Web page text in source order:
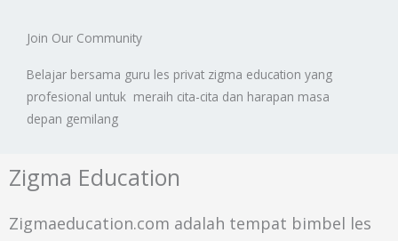
Join Our Community
Belajar bersama guru les privat zigma education yang
profesional untuk meraih cita-cita dan harapan masa
depan gemilang
Zigma Education
Zigmaeducation.com adalah tempat bimbel les